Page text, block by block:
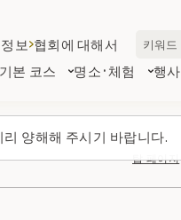
양해해 주시기 바랍니다.
본 코스 명소·체험 행사
보 협회에 대해서
탑 페이지